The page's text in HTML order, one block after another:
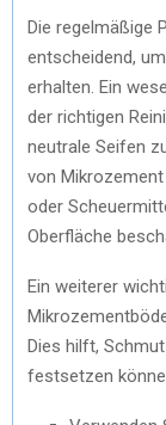
Die regelmäßige
entscheidend,
erhalten. Ein
der richtigen
neutrale Seifen
von
oder
Oberfläche
Ein weiterer
Dies hilft,
festsetzen